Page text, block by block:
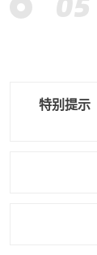
特别提示